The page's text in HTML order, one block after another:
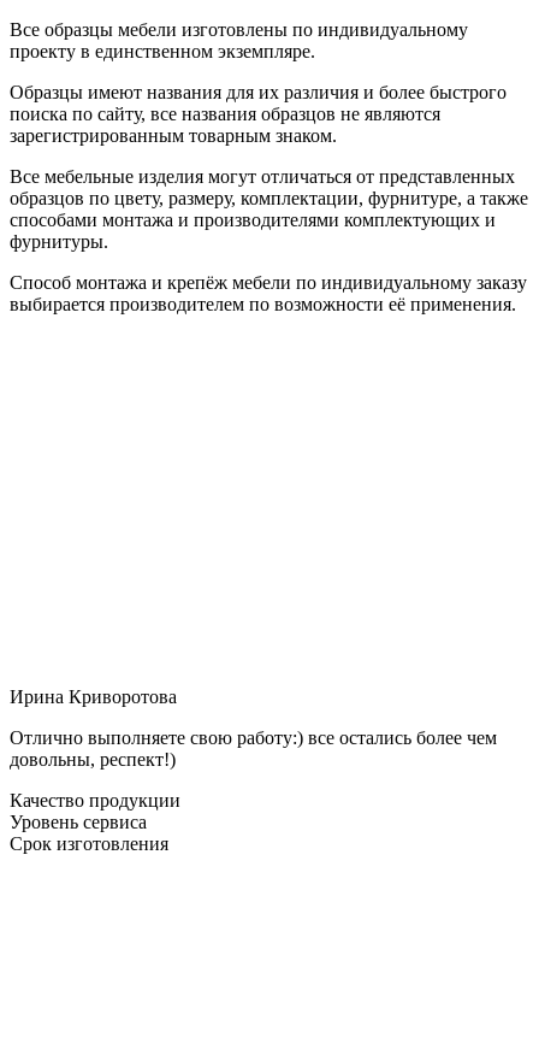
Все образцы мебели изготовлены по индивидуальному
проекту в единственном экземпляре.
Образцы имеют названия для их различия и более быстрого
поиска по сайту, все названия образцов не являются
зарегистрированным товарным знаком.
Все мебельные изделия могут отличаться от представленных
образцов по цвету, размеру, комплектации, фурнитуре, а также
способами монтажа и производителями комплектующих и
фурнитуры.
Способ монтажа и крепёж мебели по индивидуальному заказу
выбирается производителем по возможности её применения.
Ирина Криворотова
Отлично выполняете свою работу:) все остались более чем
довольны, респект!)
Качество продукции
Уровень сервиса
Срок изготовления